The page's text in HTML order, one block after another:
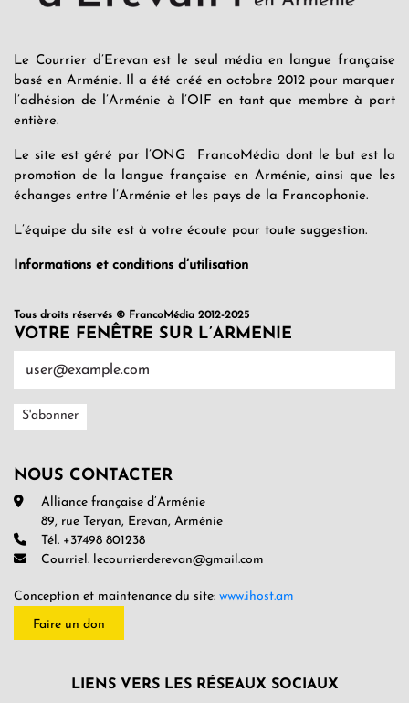
Le Courrier d’Erevan est le seul média en langue française
basé en Arménie. Il a été créé en octobre 2012 pour marquer
l’adhésion de l’Arménie à l’OIF en tant que membre à part
entière.
Le site est géré par l’ONG FrancoMédia dont le but est la
promotion de la langue française en Arménie, ainsi que les
échanges entre l’Arménie et les pays de la Francophonie.
L’équipe du site est à votre écoute pour toute suggestion.
Informations et conditions d’utilisation
Tous droits réservés © FrancoMédia 2012-2025
VOTRE FENÊTRE SUR L’ARMENIE
NOUS CONTACTER
Alliance française d’Arménie
89, rue Teryan, Erevan, Arménie
Tél. +37498 801238
Courriel. lecourrierderevan@gmail.com
Conception et maintenance du site: www.ihost.am
Faire un don
LIENS VERS LES RÉSEAUX SOCIAUX